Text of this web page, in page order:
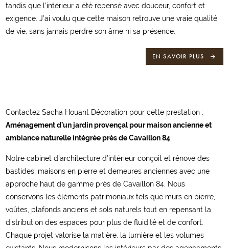
tandis que l’intérieur a été repensé avec douceur, confort et
exigence. J’ai voulu que cette maison retrouve une vraie qualité
de vie, sans jamais perdre son âme ni sa présence.
EN SAVOIR PLUS
Contactez Sacha Houant Décoration pour cette prestation :
Aménagement d’un jardin provençal pour maison ancienne et
ambiance naturelle intégrée près de Cavaillon 84
Notre cabinet d’architecture d’intérieur conçoit et rénove des
bastides, maisons en pierre et demeures anciennes avec une
approche haut de gamme près de Cavaillon 84. Nous
conservons les éléments patrimoniaux tels que murs en pierre,
voûtes, plafonds anciens et sols naturels tout en repensant la
distribution des espaces pour plus de fluidité et de confort.
Chaque projet valorise la matière, la lumière et les volumes